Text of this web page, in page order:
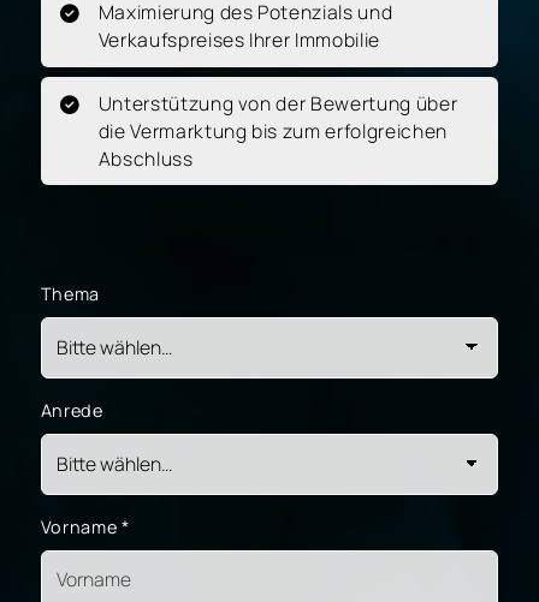
Maximierung des Potenzials und
Verkaufspreises Ihrer Immobilie
Unterstützung von der Bewertung über
die Vermarktung bis zum erfolgreichen
Abschluss
Thema
Anrede
Vorname *